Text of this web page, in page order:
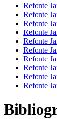
Refonte
Refonte
Refonte
Refonte
Refonte
Refonte
Refonte
Refonte
Refonte
Refonte